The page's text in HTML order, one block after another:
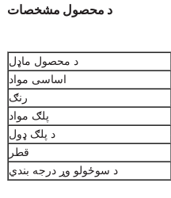
د محصول مشخصات
د محصول ماډل
اساسی مواد
رنګ
پلګ مواد
د پلګ ډول
قطر
د سوځولو وړ درجه بندي